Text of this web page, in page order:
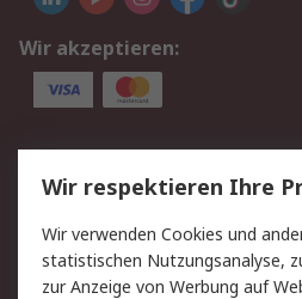
Wir akzeptieren:
Service
Value Added Services
Rücksendungen
Hilfe
Wir respektieren Ihre
Wir verwenden Cookies und
statistischen Nutzungsanalyse,
zur Anzeige von Werbung auf